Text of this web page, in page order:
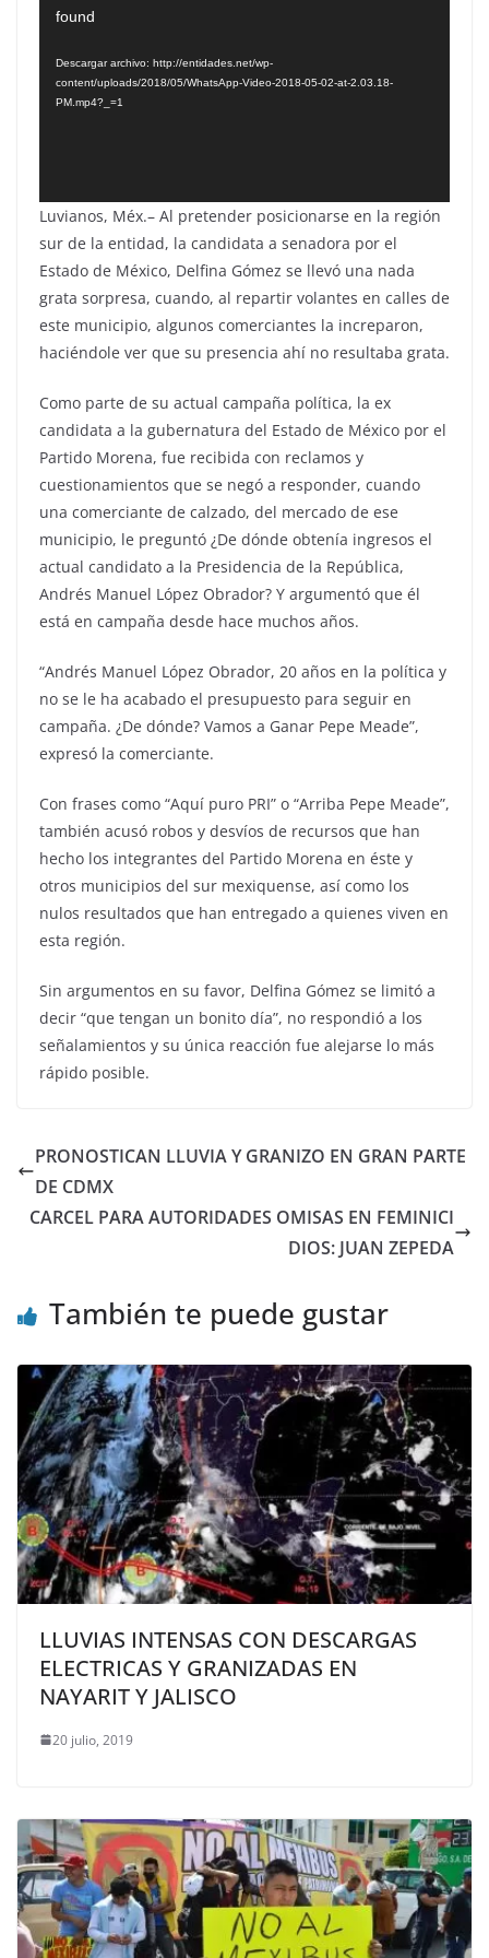
defound
Descargar archivo: http://entidades.net/wp-
content/uploads/2018/05/WhatsApp-Video-2018-05-02-at-2.03.18-
PM.mp4?_=1
Luvianos, Méx.– Al pretender posicionarse en la región
sur de la entidad, la candidata a senadora por el
Estado de México, Delfina Gómez se llevó una nada
grata sorpresa, cuando, al repartir volantes en calles de
este municipio, algunos comerciantes la increparon,
haciéndole ver que su presencia ahí no resultaba grata.
Como parte de su actual campaña política, la ex
candidata a la gubernatura del Estado de México por el
Partido Morena, fue recibida con reclamos y
cuestionamientos que se negó a responder, cuando
una comerciante de calzado, del mercado de ese
municipio, le preguntó ¿De dónde obtenía ingresos el
actual candidato a la Presidencia de la República,
Andrés Manuel López Obrador? Y argumentó que él
está en campaña desde hace muchos años.
“Andrés Manuel López Obrador, 20 años en la política y
no se le ha acabado el presupuesto para seguir en
campaña. ¿De dónde? Vamos a Ganar Pepe Meade”,
expresó la comerciante.
Con frases como “Aquí puro PRI” o “Arriba Pepe Meade”,
también acusó robos y desvíos de recursos que han
hecho los integrantes del Partido Morena en éste y
otros municipios del sur mexiquense, así como los
nulos resultados que han entregado a quienes viven en
esta región.
Sin argumentos en su favor, Delfina Gómez se limitó a
decir “que tengan un bonito día”, no respondió a los
señalamientos y su única reacción fue alejarse lo más
rápido posible.
PRONOSTICAN LLUVIA Y GRANIZO EN GRAN PARTE
DE CDMX
CARCEL PARA AUTORIDADES OMISAS EN FEMINICI
DIOS: JUAN ZEPEDA
También te puede gustar
LLUVIAS INTENSAS CON DESCARGAS
ELECTRICAS Y GRANIZADAS EN
NAYARIT Y JALISCO
20 julio, 2019